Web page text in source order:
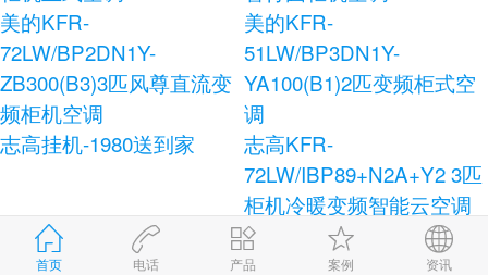
首页 电话 产品 案例 资讯
美的KFR-
72LW/BP2DN1Y-
ZB300(B3)3匹风尊直流变
频柜机空调
美的KFR-
51LW/BP3DN1Y-
YA100(B1)2匹变频柜式空
调
志高挂机-1980送到家
志高KFR-
72LW/IBP89+N2A+Y2 3匹
柜机冷暖变频智能云空调
志高KFR-120LW/E41+N3
柜式空调
志高KFR-72LW/AS36+N3
健康宝独立除湿柜式空调